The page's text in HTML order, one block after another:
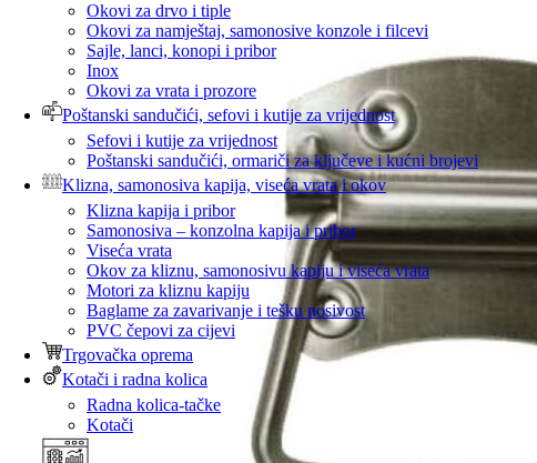
Okovi za drvo i tiple
Okovi za namještaj, samonosive konzole i filcevi
Sajle, lanci, konopi i pribor
Inox
Okovi za vrata i prozore
Poštanski sandučići, sefovi i kutije za vrijednost
Sefovi i kutije za vrijednost
Poštanski sandučići, ormariči za ključeve i kućni brojevi
Klizna, samonosiva kapija, viseća vrata i okov
Klizna kapija i pribor
Samonosiva – konzolna kapija i pribor
Viseća vrata
Okov za kliznu, samonosivu kapiju i viseća vrata
Motori za kliznu kapiju
Baglame za zavarivanje i tešku nosivost
PVC čepovi za cijevi
Trgovačka oprema
Kotači i radna kolica
Radna kolica-tačke
Kotači